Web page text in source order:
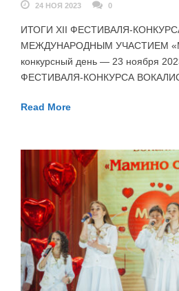
24 НОЯ 2023 0
ИТОГИ XII ФЕСТИВАЛЯ-
МЕЖДУНАРОДНЫМ УЧАСТИЕМ
конкурсный день — 23 ноября
ФЕСТИВАЛЯ-КОНКУРСА
Read More